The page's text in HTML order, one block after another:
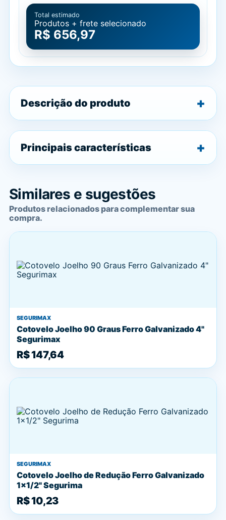
Total estimado
Produtos + frete selecionado
R$ 656,97
Descrição do produto
Principais características
Similares e sugestões
Produtos relacionados para complementar sua
compra.
SEGURIMAX
Cotovelo Joelho 90 Graus Ferro Galvanizado 4"
Segurimax
R$ 147,64
SEGURIMAX
Cotovelo Joelho de Redução Ferro Galvanizado
1x1/2" Segurima
R$ 10,23